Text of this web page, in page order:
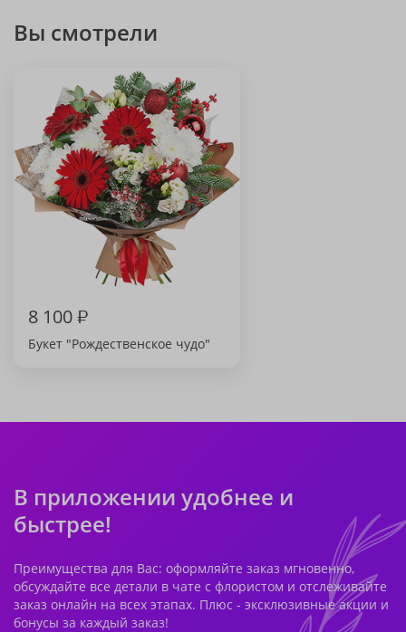
Вы смотрели
8 100₽
Букет "Рождественское чудо"
В приложении удобнее и
быстрее!
Преимущества для Вас: оформляйте заказ мгновенно,
обсуждайте все детали в чате с флористом и отслеживайте
заказ онлайн на всех этапах. Плюс - эксклюзивные акции и
бонусы за каждый заказ!